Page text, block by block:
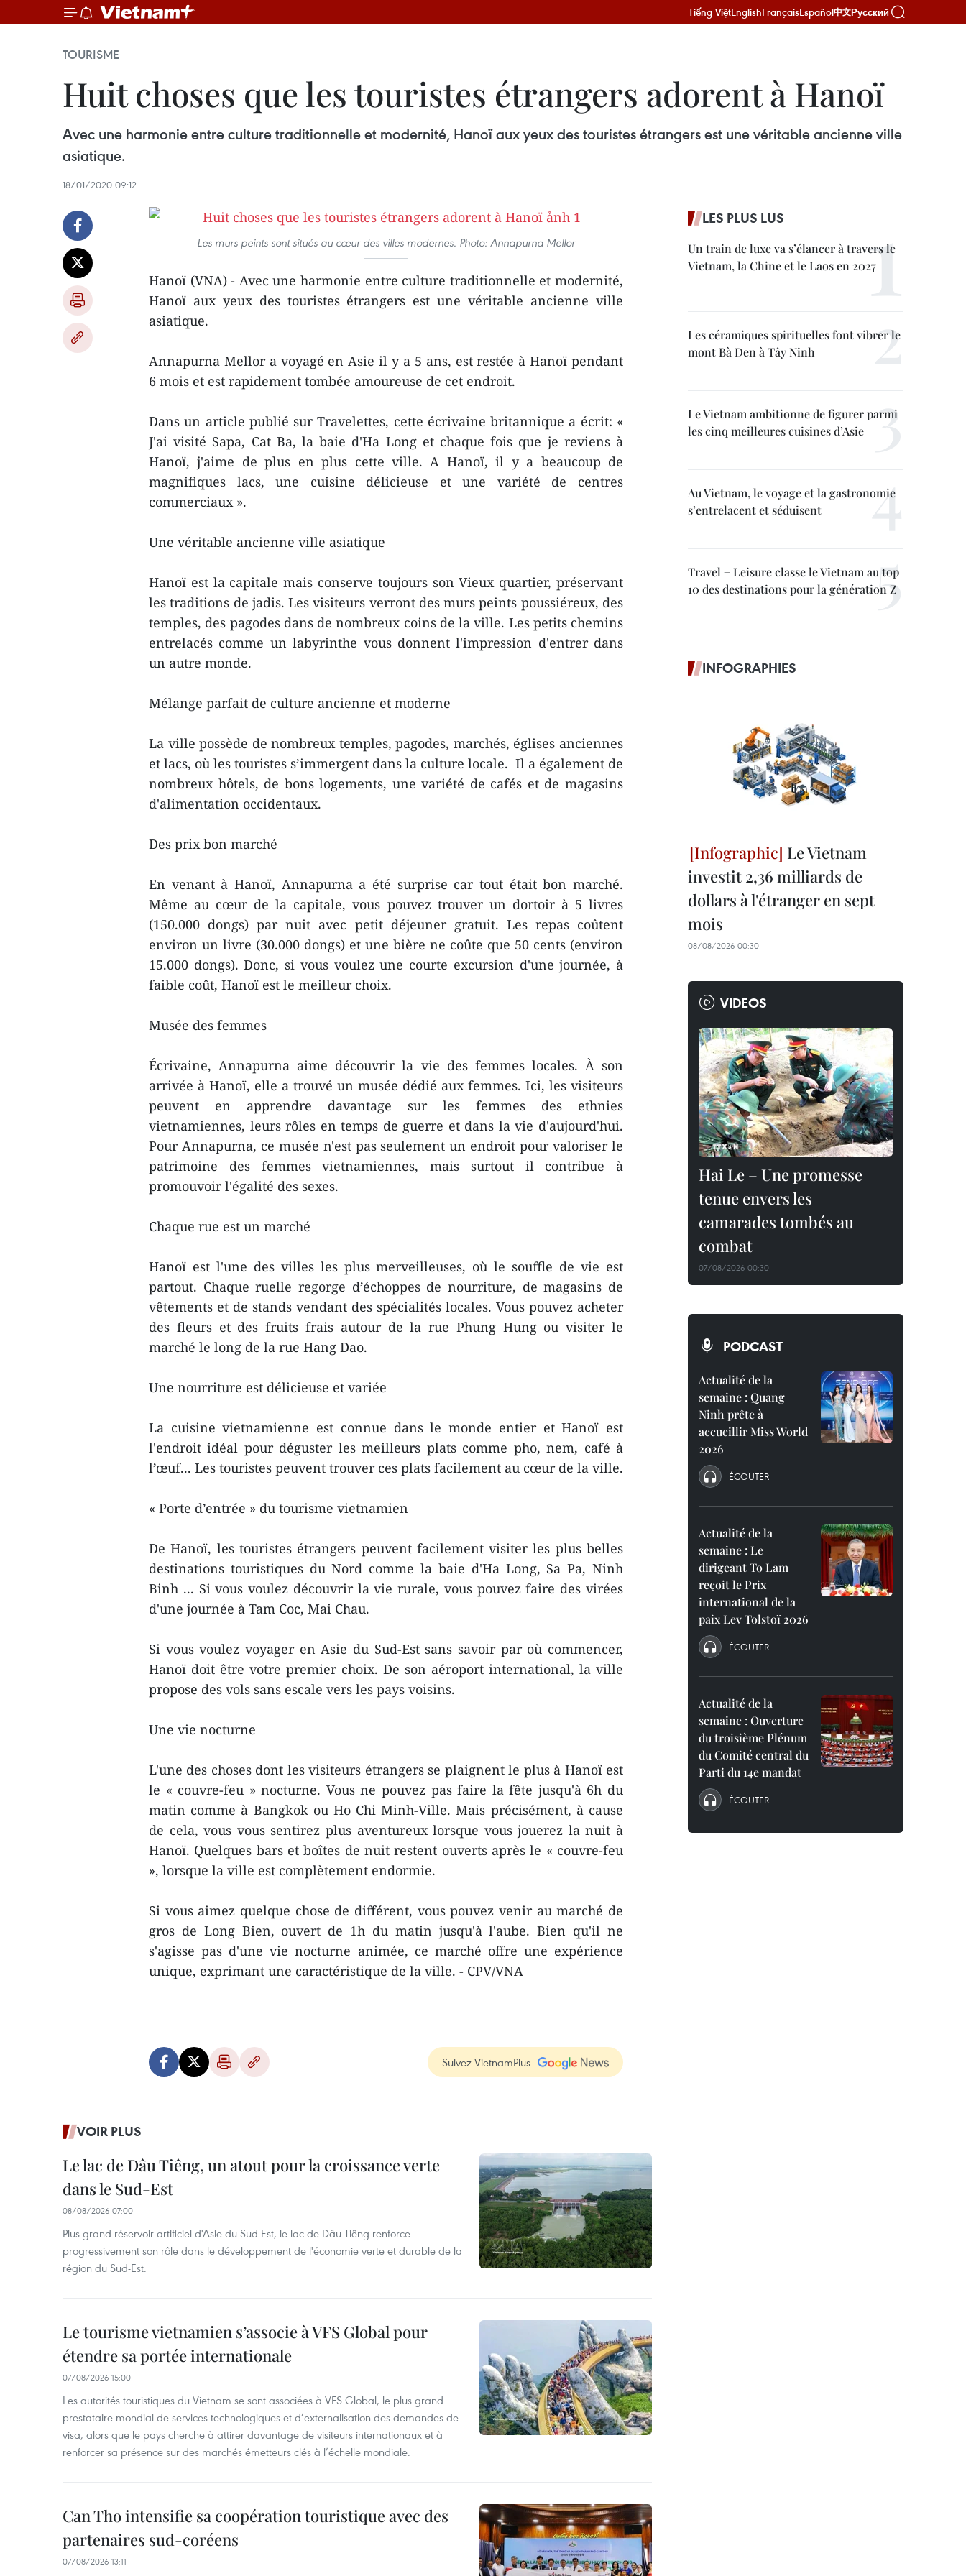
Tiếng ViệtEnglishFrançaisEspañol中文Русский
TOURISME
Huit choses que les touristes étrangers adorent à Hanoï
Avec une harmonie entre culture traditionnelle et modernité, Hanoï aux yeux des touristes étrangers est une véritable ancienne ville
asiatique.
18/01/2020 09:12
Les murs peints sont situés au cœur des villes modernes. Photo: Annapurna Mellor
Hanoï (VNA) - Avec une harmonie entre culture traditionnelle et modernité,
Hanoï aux yeux des touristes étrangers est une véritable ancienne ville
asiatique.
Annapurna Mellor a voyagé en Asie il y a 5 ans, est restée à Hanoï pendant
6 mois et est rapidement tombée amoureuse de cet endroit.
Dans un article publié sur Travelettes, cette écrivaine britannique a écrit: «
J'ai visité Sapa, Cat Ba, la baie d'Ha Long et chaque fois que je reviens à
Hanoï, j'aime de plus en plus cette ville. A Hanoï, il y a beaucoup de
magnifiques lacs, une cuisine délicieuse et une variété de centres
commerciaux ».
Une véritable ancienne ville asiatique
Hanoï est la capitale mais conserve toujours son Vieux quartier, préservant
les traditions de jadis. Les visiteurs verront des murs peints poussiéreux, des
temples, des pagodes dans de nombreux coins de la ville. Les petits chemins
entrelacés comme un labyrinthe vous donnent l'impression d'entrer dans
un autre monde.
Mélange parfait de culture ancienne et moderne
La ville possède de nombreux temples, pagodes, marchés, églises anciennes
et lacs, où les touristes s’immergent dans la culture locale. Il a également de
nombreux hôtels, de bons logements, une variété de cafés et de magasins
d'alimentation occidentaux.
Des prix bon marché
En venant à Hanoï, Annapurna a été surprise car tout était bon marché.
Même au cœur de la capitale, vous pouvez trouver un dortoir à 5 livres
(150.000 dongs) par nuit avec petit déjeuner gratuit. Les repas coûtent
environ un livre (30.000 dongs) et une bière ne coûte que 50 cents (environ
15.000 dongs). Donc, si vous voulez une courte excursion d'une journée, à
faible coût, Hanoï est le meilleur choix.
Musée des femmes
Écrivaine, Annapurna aime découvrir la vie des femmes locales. À son
arrivée à Hanoï, elle a trouvé un musée dédié aux femmes. Ici, les visiteurs
peuvent en apprendre davantage sur les femmes des ethnies
vietnamiennes, leurs rôles en temps de guerre et dans la vie d'aujourd'hui.
Pour Annapurna, ce musée n'est pas seulement un endroit pour valoriser le
patrimoine des femmes vietnamiennes, mais surtout il contribue à
promouvoir l'égalité des sexes.
Chaque rue est un marché
Hanoï est l'une des villes les plus merveilleuses, où le souffle de vie est
partout. Chaque ruelle regorge d’échoppes de nourriture, de magasins de
vêtements et de stands vendant des spécialités locales. Vous pouvez acheter
des fleurs et des fruits frais autour de la rue Phung Hung ou visiter le
marché le long de la rue Hang Dao.
Une nourriture est délicieuse et variée
La cuisine vietnamienne est connue dans le monde entier et Hanoï est
l'endroit idéal pour déguster les meilleurs plats comme pho, nem, café à
l’œuf... Les touristes peuvent trouver ces plats facilement au cœur de la ville.
« Porte d’entrée » du tourisme vietnamien
De Hanoï, les touristes étrangers peuvent facilement visiter les plus belles
destinations touristiques du Nord comme la baie d'Ha Long, Sa Pa, Ninh
Binh ... Si vous voulez découvrir la vie rurale, vous pouvez faire des virées
d'une journée à Tam Coc, Mai Chau.
Si vous voulez voyager en Asie du Sud-Est sans savoir par où commencer,
Hanoï doit être votre premier choix. De son aéroport international, la ville
propose des vols sans escale vers les pays voisins.
Une vie nocturne
L'une des choses dont les visiteurs étrangers se plaignent le plus à Hanoï est
le « couvre-feu » nocturne. Vous ne pouvez pas faire la fête jusqu'à 6h du
matin comme à Bangkok ou Ho Chi Minh-Ville. Mais précisément, à cause
de cela, vous vous sentirez plus aventureux lorsque vous jouerez la nuit à
Hanoï. Quelques bars et boîtes de nuit restent ouverts après le « couvre-feu
», lorsque la ville est complètement endormie.
Si vous aimez quelque chose de différent, vous pouvez venir au marché de
gros de Long Bien, ouvert de 1h du matin jusqu'à l'aube. Bien qu'il ne
s'agisse pas d'une vie nocturne animée, ce marché offre une expérience
unique, exprimant une caractéristique de la ville. - CPV/VNA
Suivez VietnamPlus
VOIR PLUS
Le lac de Dâu Tiêng, un atout pour la croissance verte
dans le Sud-Est
08/08/2026 07:00
Plus grand réservoir artificiel d'Asie du Sud-Est, le lac de Dâu Tiêng renforce
progressivement son rôle dans le développement de l'économie verte et durable de la
région du Sud-Est.
Le tourisme vietnamien s’associe à VFS Global pour
étendre sa portée internationale
07/08/2026 15:00
Les autorités touristiques du Vietnam se sont associées à VFS Global, le plus grand
prestataire mondial de services technologiques et d’externalisation des demandes de
visa, alors que le pays cherche à attirer davantage de visiteurs internationaux et à
renforcer sa présence sur des marchés émetteurs clés à l’échelle mondiale.
Can Tho intensifie sa coopération touristique avec des
partenaires sud-coréens
07/08/2026 13:11
LES PLUS LUS
Un train de luxe va s’élancer à travers le
Vietnam, la Chine et le Laos en 2027
Les céramiques spirituelles font vibrer le
mont Bà Den à Tây Ninh
Le Vietnam ambitionne de figurer parmi
les cinq meilleures cuisines d’Asie
Au Vietnam, le voyage et la gastronomie
s’entrelacent et séduisent
Travel + Leisure classe le Vietnam au top
10 des destinations pour la génération Z
INFOGRAPHIES
Le Vietnam
investit 2,36 milliards de
dollars à l'étranger en sept
mois
08/08/2026 00:30
VIDEOS
Hai Le – Une promesse
tenue envers les
camarades tombés au
combat
07/08/2026 00:30
PODCAST
Actualité de la
semaine : Quang
Ninh prête à
accueillir Miss World
2026
ÉCOUTER
Actualité de la
semaine : Le
dirigeant To Lam
reçoit le Prix
international de la
paix Lev Tolstoï 2026
ÉCOUTER
Actualité de la
semaine : Ouverture
du troisième Plénum
du Comité central du
Parti du 14e mandat
ÉCOUTER